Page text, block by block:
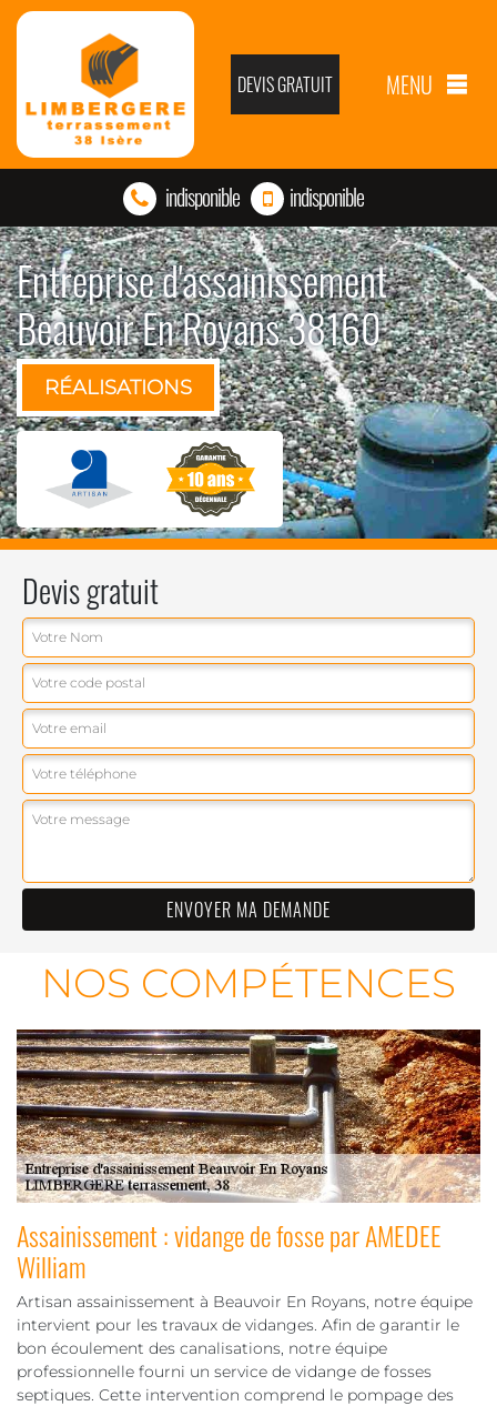
DEVIS GRATUIT MENU
indisponible indisponible
Entreprise d'assainissement
Beauvoir En Royans 38160
RÉALISATIONS
Devis gratuit
NOS COMPÉTENCES
Assainissement : vidange de fosse par AMEDEE
William
Artisan assainissement à Beauvoir En Royans, notre équipe
intervient pour les travaux de vidanges. Afin de garantir le
bon écoulement des canalisations, notre équipe
professionnelle fourni un service de vidange de fosses
septiques. Cette intervention comprend le pompage des